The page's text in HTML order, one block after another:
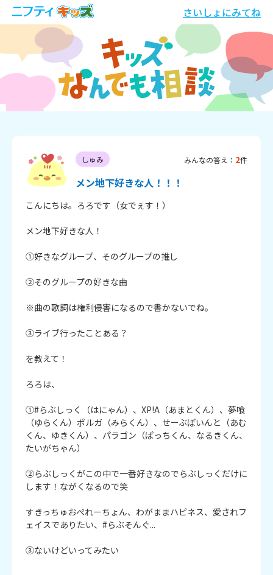
さいしょにみてね
しゅみ みんなの答え： 2件
メン地下好きな人！！！
こんにちは。ろろです（女でぇす！）
メン地下好きな人！
①好きなグループ、そのグループの推し
②そのグループの好きな曲
※曲の歌詞は権利侵害になるので書かないでね。
③ライブ行ったことある？
を教えて！
ろろは、
①#らぶしっく（はにゃん）、XP!A（あまとくん）、夢喰
（ゆらくん）ポルガ（みらくん）、せーぶぽいんと（あむ
くん、ゆきくん）、パラゴン（ぱっちくん、なるきくん、
たいがちゃん）
②らぶしっくがこの中で一番好きなのでらぶしっくだけに
します！ながくなるので笑
すきっちゅおぺれーちょん、わがままハピネス、愛されフ
ェイスでありたい、#らぶそんぐ...
③ないけどいってみたい